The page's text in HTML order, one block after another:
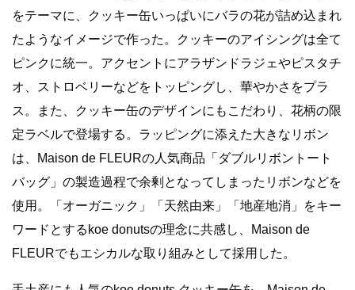
をテーマに、クッキー缶いっぱいにバラの花が詰め込まれ
たようなイメージで作った。クッキーのアイシングは全て
ピンクに統一。アクセントにアラザンドラジェやピスタチ
オ、ストロベリーなどをトッピングし、華やかさをプラ
ス。また、クッキー缶のデザインにもこだわり、花柄の限
定ラベルで登場する。ラッピングに添えた大きなリボン
は、Maison de FLEURの人気商品「ダブルリボントート
バッグ」の製造過程で余剰となってしまったリボンなどを
使用。「オーガニック」「天然由来」「地産地消」をキー
ワードとするkoe donutsの理念に共感し、Maison de
FLEURでもエシカルな取り組みとして採用した。